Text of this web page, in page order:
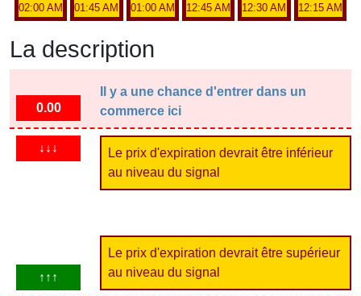
02:00 AM 01:45 AM 01:00 AM 12:45 AM 12:30 AM 12:15 AM
La description
0.00
Il y a une chance d'entrer dans un
commerce ici
↓↓↓
Le prix d'expiration devrait être inférieur
au niveau du signal
↑↑↑
Le prix d'expiration devrait être supérieur
au niveau du signal